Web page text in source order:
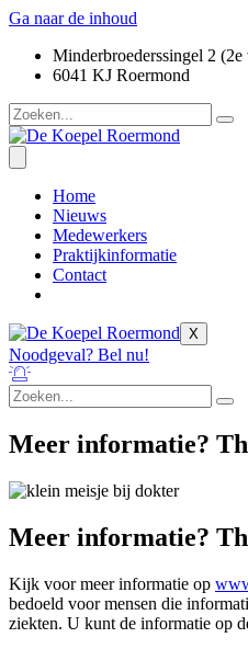
Ga naar de inhoud
Minderbroederssingel 2
6041 KJ Roermond
Home
Nieuws
Medewerkers
Praktijkinformatie
Contact
X
Noodgeval? Bel nu!
Meer informatie?
Meer informatie?
Kijk voor meer informatie op
bedoeld voor mensen die
ziekten. U kunt de informatie op